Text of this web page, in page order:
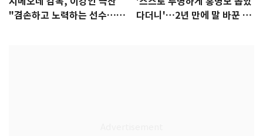
"겸손하고 노력하는 선수…좋
다더니'…2년 만에 말 바꾼 이